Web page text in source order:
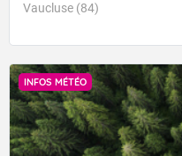
Vaucluse (84)
INFOS MÉTÉO